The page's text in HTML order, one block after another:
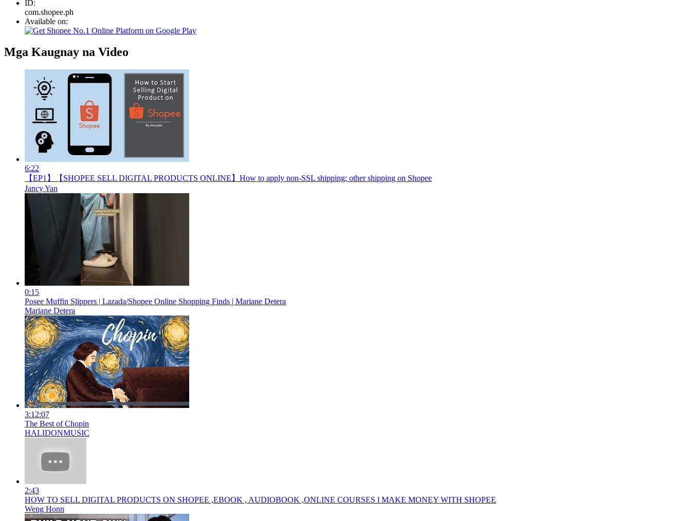
ID:
com.shopee.ph
Available on:
Mga Kaugnay na Video
6:22
【EP1】【SHOPEE SELL DIGITAL PRODUCTS ONLINE】How to apply non-SSL shipping; other shipping on Shopee
Jancy Yan
0:15
Posee Muffin Slippers | Lazada/Shopee Online Shopping Finds | Mariane Detera
Mariane Detera
3:12:07
The Best of Chopin
HALIDONMUSIC
2:43
HOW TO SELL DIGITAL PRODUCTS ON SHOPEE ,EBOOK , AUDIOBOOK ,ONLINE COURSES l MAKE MONEY WITH SHOPEE
Weng Honn